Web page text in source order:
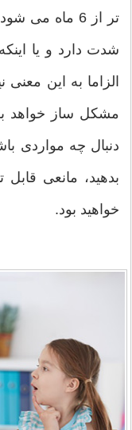
تر از 6 ماه
الزاما به این
مشکل ساز خواهد
دنبال چه مواردی
بدهید، مانعی
خواهید بود.